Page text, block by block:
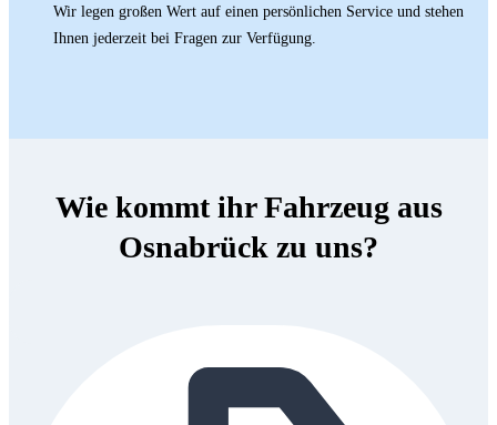
Wir legen großen Wert auf einen persönlichen Service und stehen
Ihnen jederzeit bei Fragen zur Verfügung.
Wie kommt ihr Fahrzeug aus
Osnabrück zu uns?